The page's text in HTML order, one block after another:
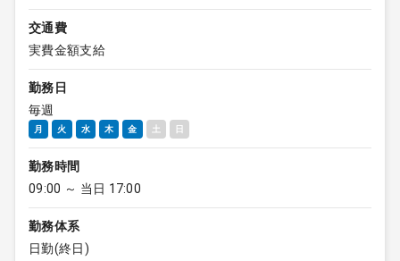
交通費
実費金額支給
勤務日
毎週
月 火 水 木 金 土 日
勤務時間
09:00 ～ 当日 17:00
勤務体系
日勤(終日)